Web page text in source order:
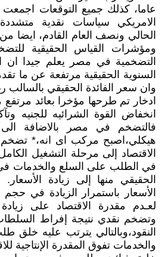
عاما، كذلك جميع التوقعات اجمعت
الامريكي سياسات نقدية
الحالي ونصف العام القادم، ايضا
ومؤشرات القياس الحقيقية
التضخمية في مصر يعلم جيدا ان
السنوية الحقيقية مرتفعة عن ما
وان سعر الفائدة الحقيقي
ادخار تم طرحها مؤخرا بعائد
انخفاض القوة الشرائيه للجنيه
فالتضخم في مصر بالاضافة
هيكلي،اصبح مركب اى انه،*
الاقتصاد إلى مرحلة التشغيل
في الطلب على السلع والخدمات
الحقيقي منها إلى زيادة
الأسعار باستمرار الزيادة في
لعـدم مقدرة الاقتصاد على
وتضخم نقدي نتيجة إفراط
النقود،وبالتالي يترتب عليه
والخدمات تفوق المقدرة الإنتاجية